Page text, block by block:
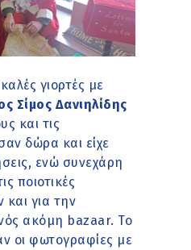
γιορτές με
Σίμος Δανιηλίδης
και τις
δώρα και είχε
ενώ συνεχάρη
ποιοτικές
για την
ακόμη bazaar. Το
οι φωτογραφίες με